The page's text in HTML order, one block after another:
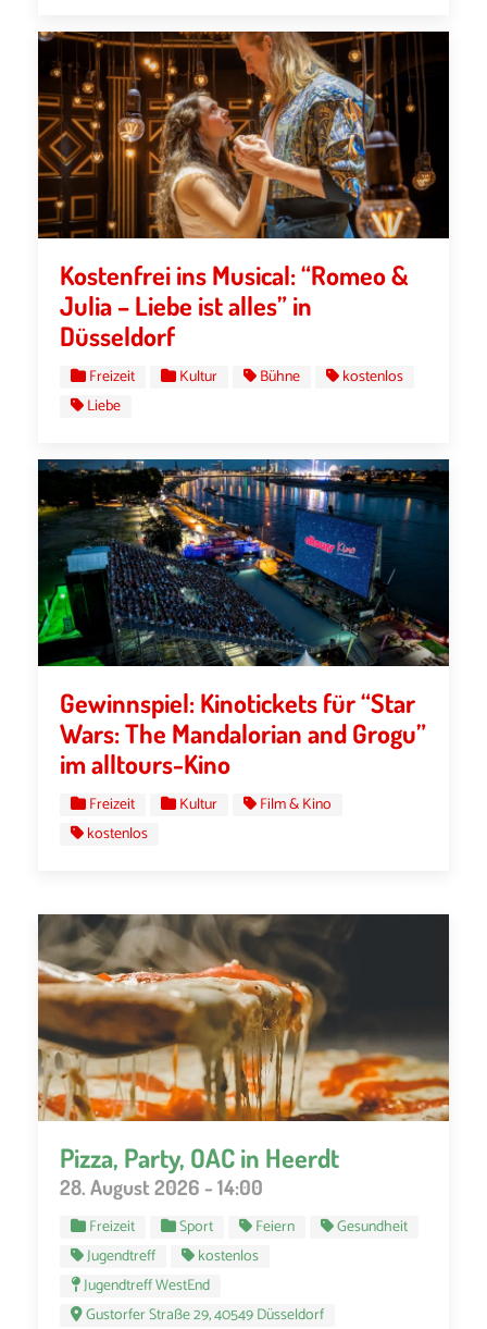
Kostenfrei ins Musical: “Romeo &
Julia – Liebe ist alles” in
Düsseldorf
Freizeit Kultur Bühne
kostenlos
Liebe
Gewinnspiel: Kinotickets für “Star
Wars: The Mandalorian and Grogu”
im alltours-Kino
Freizeit Kultur
Film & Kino
kostenlos
Pizza, Party, OAC in Heerdt
28. August 2026 - 14:00
Freizeit Sport Feiern
Gesundheit
Jugendtreff
kostenlos
Jugendtreff WestEnd
Gustorfer Straße 29, 40549 Düsseldorf